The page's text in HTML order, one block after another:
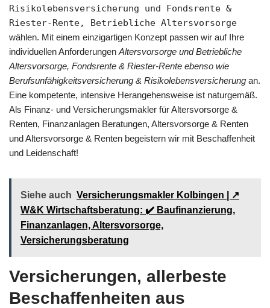
Risikolebensversicherung und Fondsrente &
Riester-Rente, Betriebliche Altersvorsorge
wählen. Mit einem einzigartigen Konzept passen wir auf Ihre
individuellen Anforderungen Altersvorsorge und Betriebliche
Altersvorsorge, Fondsrente & Riester-Rente ebenso wie
Berufsunfähigkeitsversicherung & Risikolebensversicherung an.
Eine kompetente, intensive Herangehensweise ist naturgemäß.
Als Finanz- und Versicherungsmakler für Altersvorsorge &
Renten, Finanzanlagen Beratungen, Altersvorsorge & Renten
und Altersvorsorge & Renten begeistern wir mit Beschaffenheit
und Leidenschaft!
Siehe auch Versicherungsmakler Kolbingen | ↗️
W&K Wirtschaftsberatung: ✔️ Baufinanzierung,
Finanzanlagen, Altersvorsorge,
Versicherungsberatung
Versicherungen, allerbeste
Beschaffenheiten aus